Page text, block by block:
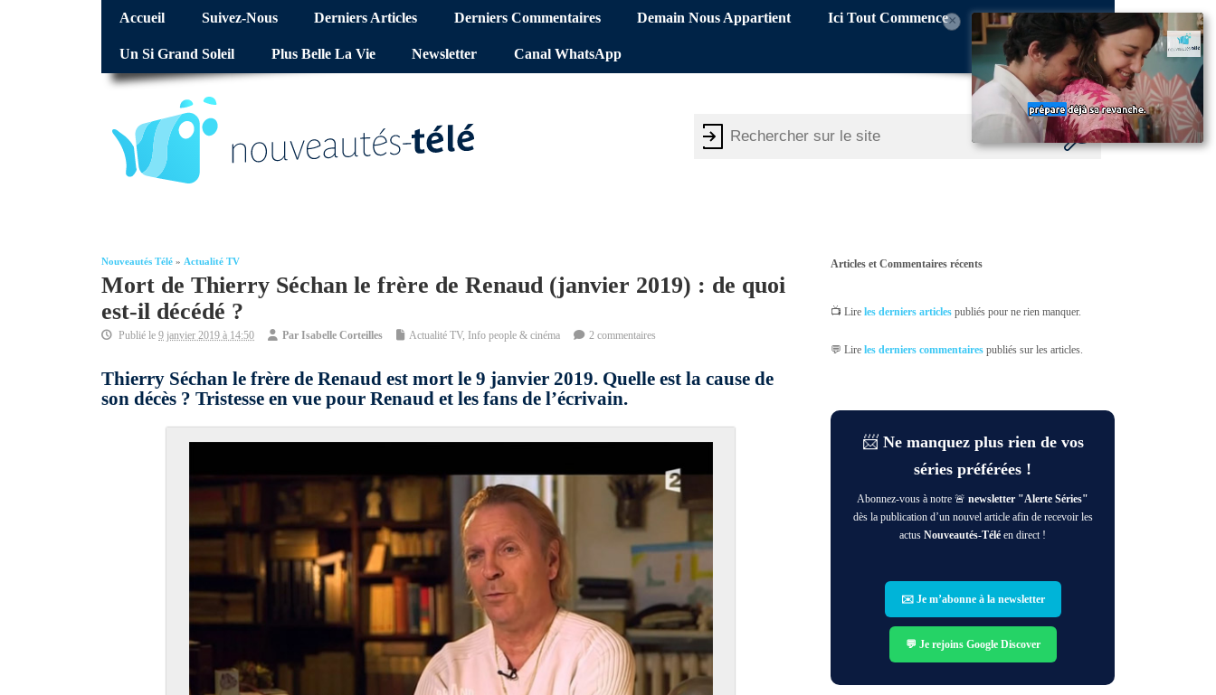
Accueil Suivez-Nous Derniers Articles Derniers Commentaires Demain Nous Appartient Ici Tout Commence
Un Si Grand Soleil Plus Belle La Vie Newsletter Canal WhatsApp
Nouveautés Télé » Actualité TV
Mort de Thierry Séchan le frère de Renaud (janvier 2019) : de quoi
est-il décédé ?
Publié le 9 janvier 2019 à 14:50 Par Isabelle Corteilles Actualité TV, Info people & cinéma 2 commentaires
Thierry Séchan le frère de Renaud est mort le 9 janvier 2019. Quelle est la cause de
son décès ? Tristesse en vue pour Renaud et les fans de l’écrivain.
×
Articles et Commentaires récents
📺 Lireles derniers articles publiés pour ne rien manquer.
💬 Lireles derniers commentaires publiés sur les articles.
📨 Ne manquez plus rien de vos
séries préférées !
Abonnez-vous à notre 🚨newsletter "Alerte Séries"
dès la publication d’un nouvel article afin de recevoir les
actusNouveautés-Télé en direct !
✉️ Je m’abonne à la newsletter
💬 Je rejoins Google Discover